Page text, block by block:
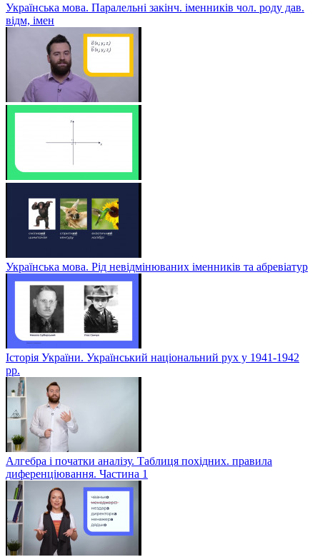
Українська мова. Паралельні закінч. іменників чол. роду дав.
відм, імен
Українська мова. Рід невідмінюваних іменників та абревіатур
Історія України. Український національний рух у 1941-1942
рр.
Алгебра і початки аналізу. Таблиця похідних. правила
диференціювання. Частина 1